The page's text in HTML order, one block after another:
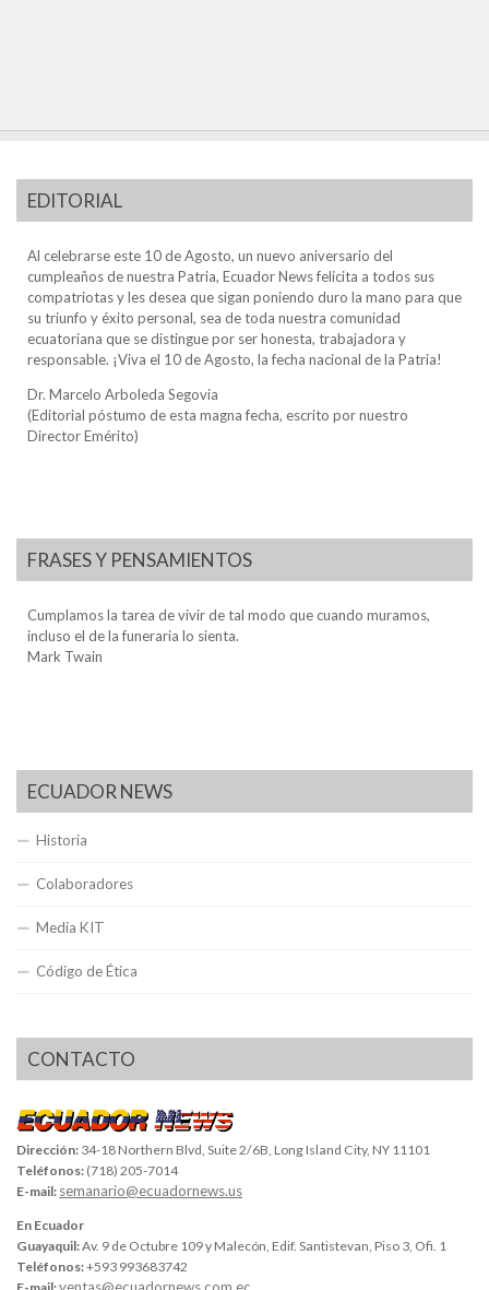
EDITORIAL
Al celebrarse este 10 de Agosto, un nuevo aniversario del
cumpleaños de nuestra Patria, Ecuador News felicita a todos sus
compatriotas y les desea que sigan poniendo duro la mano para que
su triunfo y éxito personal, sea de toda nuestra comunidad
ecuatoriana que se distingue por ser honesta, trabajadora y
responsable. ¡Viva el 10 de Agosto, la fecha nacional de la Patria!
Dr. Marcelo Arboleda Segovia
(Editorial póstumo de esta magna fecha, escrito por nuestro
Director Emérito)
FRASES Y PENSAMIENTOS
Cumplamos la tarea de vivir de tal modo que cuando muramos,
incluso el de la funeraria lo sienta.
Mark Twain
ECUADOR NEWS
Historia
Colaboradores
Media KIT
Código de Ética
CONTACTO
Dirección: 34-18 Northern Blvd, Suite 2/6B, Long Island City, NY 11101
Teléfonos: (718) 205-7014
E-mail: semanario@ecuadornews.us
En Ecuador
Guayaquil:Av. 9 de Octubre 109 y Malecón, Edif. Santistevan, Piso 3, Ofi. 1
Teléfonos:+593 993683742
ventas@ecuadornews.com.ec